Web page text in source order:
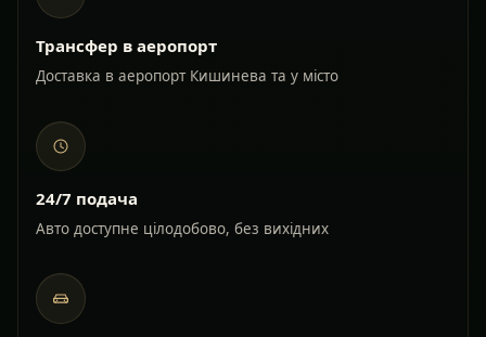
Трансфер в аеропорт
Доставка в аеропорт Кишинева та у місто
24/7 подача
Авто доступне цілодобово, без вихідних